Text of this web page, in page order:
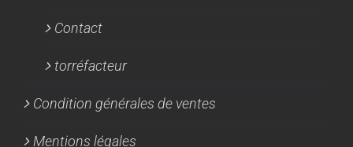
Contact
torréfacteur
Condition générales de ventes
Mentions légales